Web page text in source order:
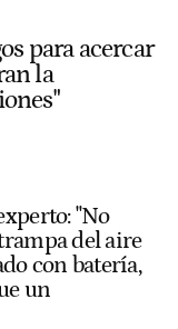
para acercar
la
"No
del aire
con batería,
un